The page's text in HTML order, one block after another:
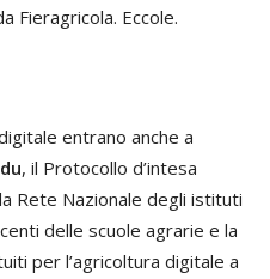
Fieragricola. Eccole.
entrano anche a
, il Protocollo d’intesa
Rete Nazionale degli istituti
delle scuole agrarie e la
per l’agricoltura digitale a